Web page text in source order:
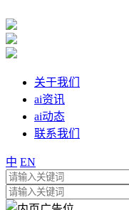
关于我们
ai资讯
ai动态
联系我们
中 EN